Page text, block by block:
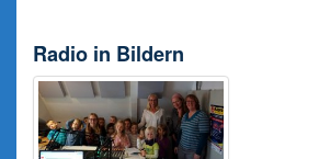
Radio in Bildern